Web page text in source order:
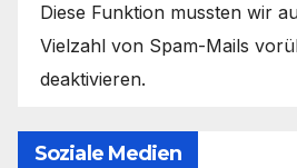
Diese Funktion mussten wir
Vielzahl von Spam-Mails
deaktivieren.
Soziale Medien